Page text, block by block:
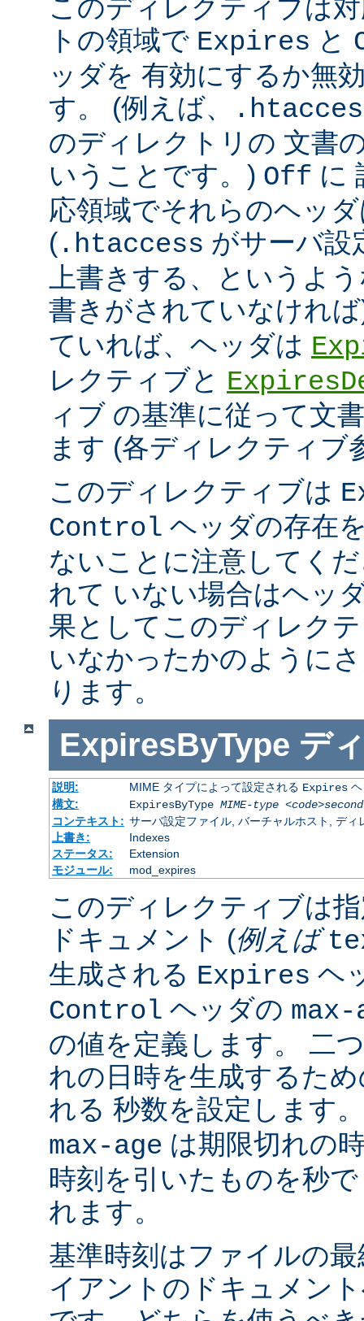
このディレクティブは
トの領域で Expires と
ッダを 有効にするか無
す。 (例えば、
のディレクトリの 文書
いうことです。) Off に
応領域でそれらのヘッ
( .htaccess がサーバ設
上書きする、というよ
書きがされていなけれ
ていれば、ヘッダは
レクティブと
ィブ の基準に従って文
ます (各ディレクティブ
このディレクティブは
Control ヘッダの存在
ないことに注意してく
れて いない場合はヘッ
果としてこのディレク
いなかったかのように
ります。
ExpiresByType デ
説明: MIME タイプによって設定される Expiresヘ
構文:
ExpiresByType MIME-type
コンテキスト: サーバ設定ファイル, バーチャルホスト, ディ
上書き:
Indexes
ステータス:
Extension
モジュール:
mod_expires
このディレクティブは
ドキュメント (例えば
生成される Expires ヘ
Control ヘッダの max-
の値を定義します。 二
れの日時を生成するた
れる 秒数を設定します。
max-age は期限切れの
時刻を引いたものを秒
れます。
基準時刻はファイルの
イアントのドキュメン